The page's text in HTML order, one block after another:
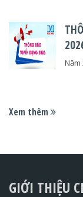
Năm
Xem thêm
GIỚI THIỆU